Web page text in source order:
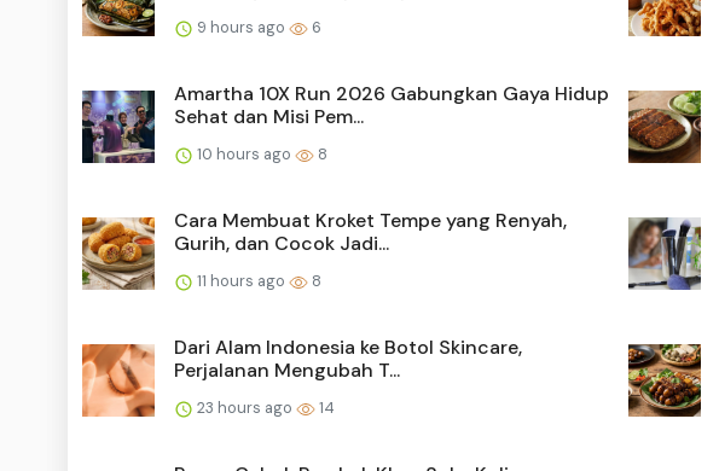
9 hours ago 6
Amartha 10X Run 2026 Gabungkan Gaya Hidup
Sehat dan Misi Pem...
10 hours ago 8
Cara Membuat Kroket Tempe yang Renyah,
Gurih, dan Cocok Jadi...
11 hours ago 8
Dari Alam Indonesia ke Botol Skincare,
Perjalanan Mengubah T...
23 hours ago 14